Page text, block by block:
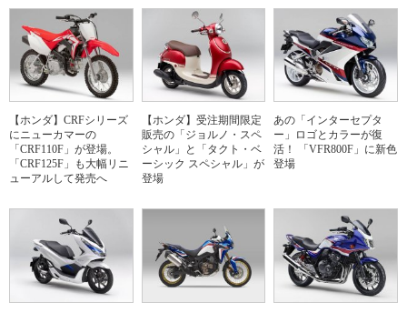
【ホンダ】CRFシリーズ
にニューカマーの
「CRF110F」が登場。
「CRF125F」も大幅リニ
ューアルして発売へ
【ホンダ】受注期間限定
販売の「ジョルノ・スペ
シャル」と「タクト・ベ
ーシック スペシャル」が
登場
あの「インターセプタ
ー」ロゴとカラーが復
活！ 「VFR800F」に新色
登場